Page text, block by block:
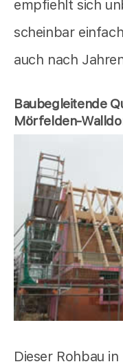
empfiehlt sich
scheinbar
auch nach
Baubegleitende
Mörfelden-
Dieser Rohbau